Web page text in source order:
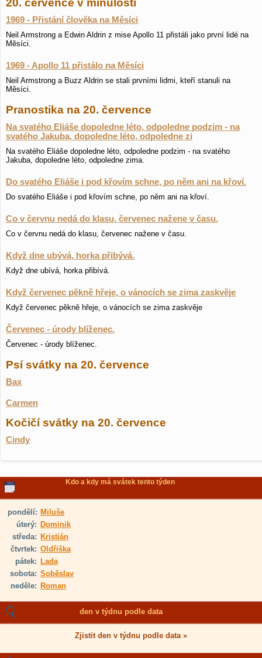
20. července v minulosti
1969 - Přistání člověka na Měsíci
Neil Armstrong a Edwin Aldrin z mise Apollo 11 přistáli jako první lidé na
Měsíci.
1969 - Apollo 11 přistálo na Měsíci
Neil Armstrong a Buzz Aldrin se stali prvními lidmi, kteří stanuli na
Měsíci.
Pranostika na 20. července
Na svatého Eliáše dopoledne léto, odpoledne podzim - na
svatého Jakuba, dopoledne léto, odpoledne zi
Na svatého Eliáše dopoledne léto, odpoledne podzim - na svatého
Jakuba, dopoledne léto, odpoledne zima.
Do svatého Eliáše i pod křovím schne, po něm ani na křoví.
Do svatého Eliáše i pod křovím schne, po něm ani na křoví.
Co v červnu nedá do klasu, červenec nažene v času.
Co v červnu nedá do klasu, červenec nažene v času.
Když dne ubývá, horka přibývá.
Když dne ubívá, horka přibívá.
Když červenec pěkně hřeje, o vánocích se zima zaskvěje
Když červenec pěkně hřeje, o vánocích se zima zaskvěje
Červenec - úrody blíženec.
Červenec - úrody blíženec.
Psí svátky na 20. července
Bax
Carmen
Kočičí svátky na 20. července
Cindy
Kdo a kdy má svátek tento týden
pondělí: Miluše
úterý: Dominik
středa: Kristián
čtvrtek: Oldřiška
pátek: Lada
sobota: Soběslav
neděle: Roman
den v týdnu podle data
Zjistit den v týdnu podle data »